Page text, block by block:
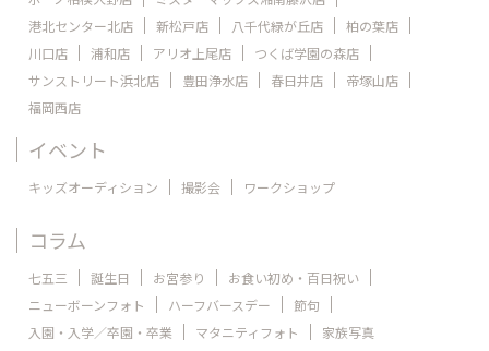
港北センター北店
新松戸店 八千代緑が丘店
柏の葉店
川口店
浦和店 アリオ上尾店
つくば学園の森店
サンストリート浜北店
豊田浄水店 春日井店
帝塚山店
福岡西店
イベント
キッズオーディション 撮影会 ワークショップ
コラム
七五三 誕生日 お宮参り
お食い初め・百日祝い
ニューボーンフォト
ハーフバースデー
節句
入園・入学／卒園・卒業
マタニティフォト 家族写真